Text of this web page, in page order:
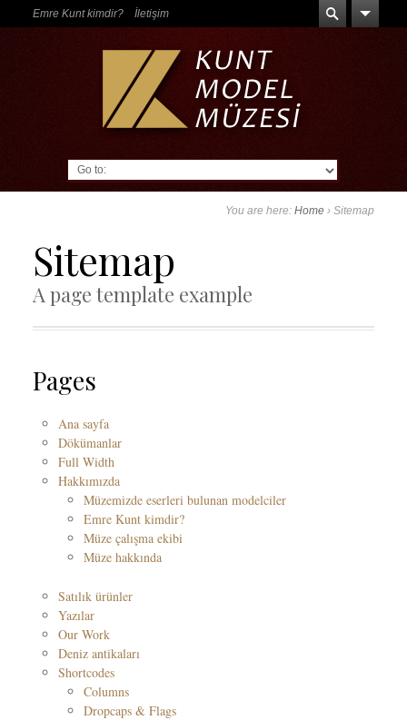
Emre Kunt kimdir? İletişim
You are here:Home ›Sitemap
Sitemap
A page template example
Pages
Ana sayfa
Dökümanlar
Full Width
Hakkımızda
Müzemizde eserleri bulunan modelciler
Emre Kunt kimdir?
Müze çalışma ekibi
Müze hakkında
Satılık ürünler
Yazılar
Our Work
Deniz antikaları
Shortcodes
Columns
Dropcaps & Flags